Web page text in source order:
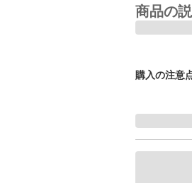
商品の
購入の注意